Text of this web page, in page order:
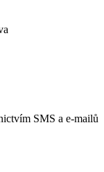
SMS a e-mailů